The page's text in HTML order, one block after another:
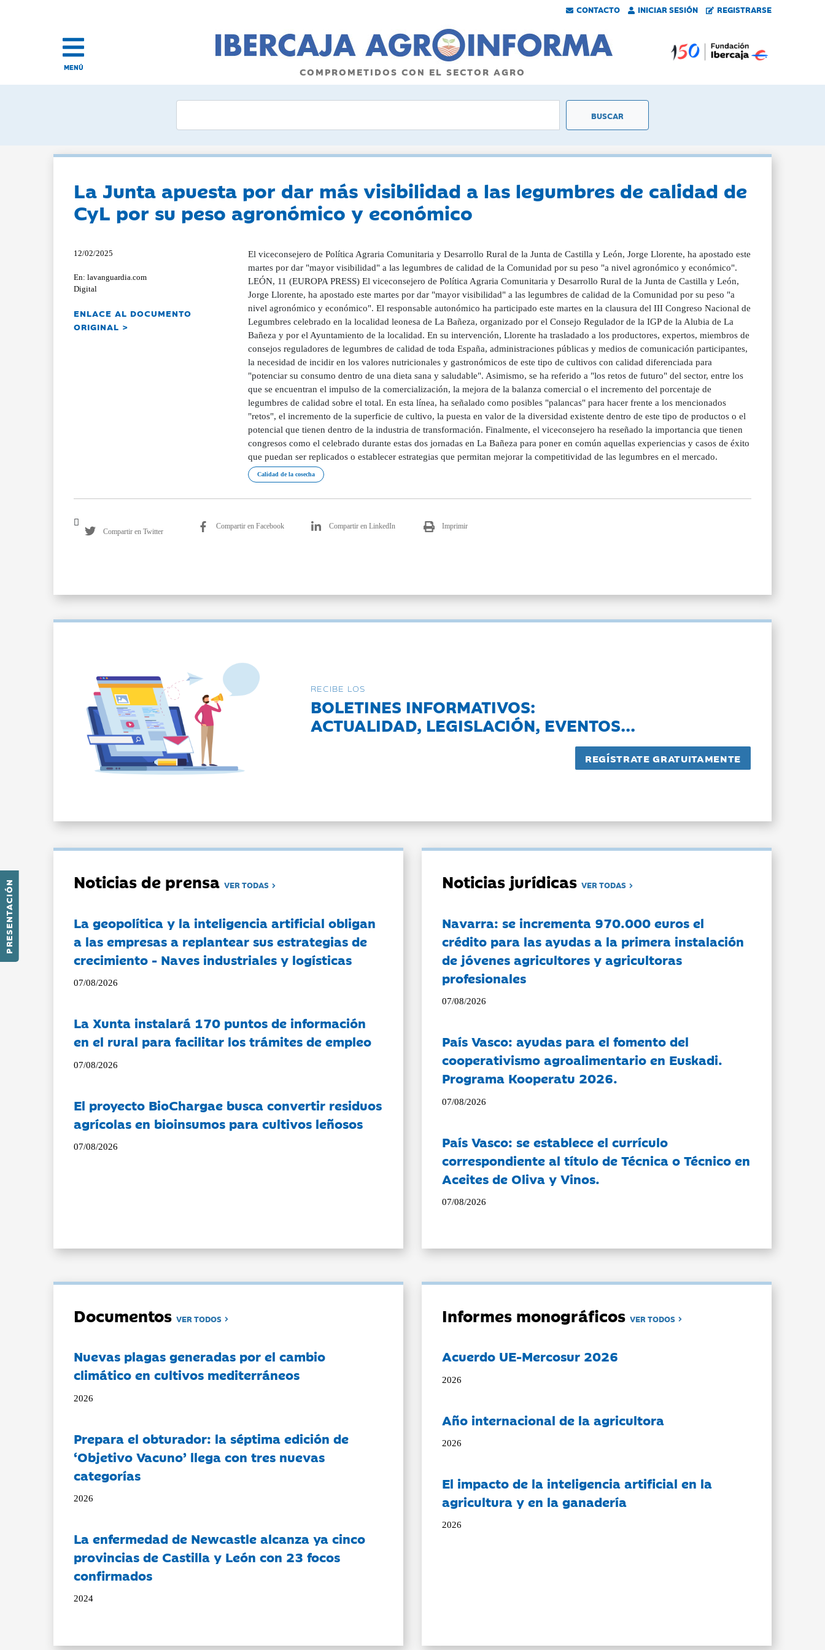
CONTACTO INICIAR SESIÓN REGISTRARSE
PRESENTACIÓN
MENÚ COMPROMETIDOS CON EL SECTOR AGRO
La Junta apuesta por dar más visibilidad a las legumbres de calidad de
CyL por su peso agronómico y económico
12/02/2025
En: lavanguardia.com
Digital
ENLACE AL DOCUMENTO
ORIGINAL >
El viceconsejero de Política Agraria Comunitaria y Desarrollo Rural de la Junta de Castilla y León, Jorge Llorente, ha apostado este
martes por dar "mayor visibilidad" a las legumbres de calidad de la Comunidad por su peso "a nivel agronómico y económico".
LEÓN, 11 (EUROPA PRESS) El viceconsejero de Política Agraria Comunitaria y Desarrollo Rural de la Junta de Castilla y León,
Jorge Llorente, ha apostado este martes por dar "mayor visibilidad" a las legumbres de calidad de la Comunidad por su peso "a
nivel agronómico y económico". El responsable autonómico ha participado este martes en la clausura del III Congreso Nacional de
Legumbres celebrado en la localidad leonesa de La Bañeza, organizado por el Consejo Regulador de la IGP de la Alubia de La
Bañeza y por el Ayuntamiento de la localidad. En su intervención, Llorente ha trasladado a los productores, expertos, miembros de
consejos reguladores de legumbres de calidad de toda España, administraciones públicas y medios de comunicación participantes,
la necesidad de incidir en los valores nutricionales y gastronómicos de este tipo de cultivos con calidad diferenciada para
"potenciar su consumo dentro de una dieta sana y saludable". Asimismo, se ha referido a "los retos de futuro" del sector, entre los
que se encuentran el impulso de la comercialización, la mejora de la balanza comercial o el incremento del porcentaje de
legumbres de calidad sobre el total. En esta línea, ha señalado como posibles "palancas" para hacer frente a los mencionados
"retos", el incremento de la superficie de cultivo, la puesta en valor de la diversidad existente dentro de este tipo de productos o el
potencial que tienen dentro de la industria de transformación. Finalmente, el viceconsejero ha reseñado la importancia que tienen
congresos como el celebrado durante estas dos jornadas en La Bañeza para poner en común aquellas experiencias y casos de éxito
que puedan ser replicados o establecer estrategias que permitan mejorar la competitividad de las legumbres en el mercado.
Calidad de la cosecha
Compartir en Twitter
Compartir en Facebook Compartir en LinkedIn Imprimir
RECIBE LOS
BOLETINES INFORMATIVOS:
ACTUALIDAD, LEGISLACIÓN, EVENTOS...
Noticias de prensaVER TODAS
La geopolítica y la inteligencia artificial obligan
a las empresas a replantear sus estrategias de
crecimiento - Naves industriales y logísticas
07/08/2026
La Xunta instalará 170 puntos de información
en el rural para facilitar los trámites de empleo
07/08/2026
El proyecto BioChargae busca convertir residuos
agrícolas en bioinsumos para cultivos leñosos
07/08/2026
Noticias jurídicasVER TODAS
Navarra: se incrementa 970.000 euros el
crédito para las ayudas a la primera instalación
de jóvenes agricultores y agricultoras
profesionales
07/08/2026
País Vasco: ayudas para el fomento del
cooperativismo agroalimentario en Euskadi.
Programa Kooperatu 2026.
07/08/2026
País Vasco: se establece el currículo
correspondiente al título de Técnica o Técnico en
Aceites de Oliva y Vinos.
07/08/2026
DocumentosVER TODOS
Nuevas plagas generadas por el cambio
climático en cultivos mediterráneos
2026
Prepara el obturador: la séptima edición de
‘Objetivo Vacuno’ llega con tres nuevas
categorías
2026
La enfermedad de Newcastle alcanza ya cinco
provincias de Castilla y León con 23 focos
confirmados
2024
Informes monográficosVER TODOS
Acuerdo UE-Mercosur 2026
2026
Año internacional de la agricultora
2026
El impacto de la inteligencia artificial en la
agricultura y en la ganadería
2026